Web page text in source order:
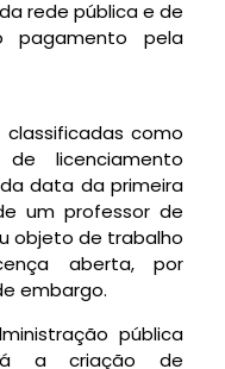
rede pública e de
pagamento pela
como
licenciamento
data da primeira
um professor de
objeto de trabalho
aberta, por
embargo.
pública
a criação de